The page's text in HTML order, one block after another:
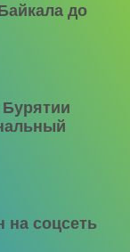
до
на соцсеть